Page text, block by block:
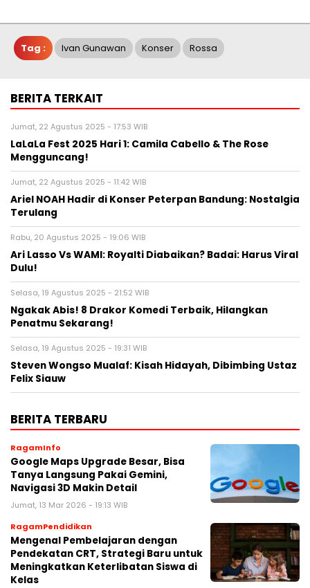
Tag : Ivan Gunawan Konser Rossa
BERITA TERKAIT
Jumat, 22 Agustus 2025 - 17:53 WIB
LaLaLa Fest 2025 Hari 1: Camila Cabello & The Rose
Mengguncang!
Jumat, 22 Agustus 2025 - 11:42 WIB
Ariel NOAH Hadir di Konser Peterpan Bandung: Nostalgia
Terulang
Rabu, 20 Agustus 2025 - 19:06 WIB
Ari Lasso Vs WAMI: Royalti Diabaikan? Badai: Harus Viral
Dulu!
Selasa, 19 Agustus 2025 - 21:52 WIB
Ngakak Abis! 8 Drakor Komedi Terbaik, Hilangkan
Penatmu Sekarang!
Selasa, 19 Agustus 2025 - 19:31 WIB
Steven Wongso Mualaf: Kisah Hidayah, Dibimbing Ustaz
Felix Siauw
BERITA TERBARU
RagamInfo
Google Maps Upgrade Besar, Bisa
Tanya Langsung Pakai Gemini,
Navigasi 3D Makin Detail
Jumat, 13 Mar 2026 - 19:13 WIB
RagamPendidikan
Mengenal Pembelajaran dengan
Pendekatan CRT, Strategi Baru untuk
Meningkatkan Keterlibatan Siswa di
Kelas